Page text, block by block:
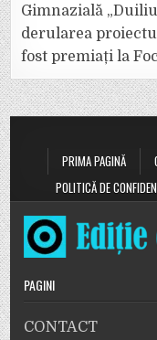
Gimnazială
derularea
fost premiați la
PRIMA PAGINĂ
POLITICĂ DE
PAGINI
CONTACT